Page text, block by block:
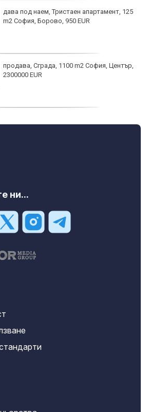
дава под наем, Тристаен апартамент, 125
m2 София, Борово, 950 EUR
продава, Сграда, 1100 m2 София, Център,
2300000 EUR
ни...